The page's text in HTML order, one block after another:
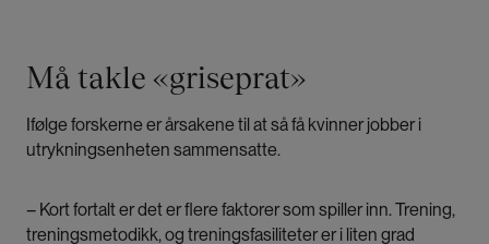
Må takle «griseprat»
Ifølge forskerne er årsakene til at så få kvinner jobber i
utrykningsenheten sammensatte.
– Kort fortalt er det er flere faktorer som spiller inn. Trening,
treningsmetodikk, og treningsfasiliteter er i liten grad